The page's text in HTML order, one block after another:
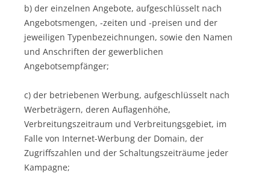
b) der einzelnen Angebote, aufgeschlüsselt nach
Angebotsmengen, -zeiten und -preisen und der
jeweiligen Typenbezeichnungen, sowie den Namen
und Anschriften der gewerblichen
Angebotsempfänger;
c) der betriebenen Werbung, aufgeschlüsselt nach
Werbeträgern, deren Auflagenhöhe,
Verbreitungszeitraum und Verbreitungsgebiet, im
Falle von Internet-Werbung der Domain, der
Zugriffszahlen und der Schaltungszeiträume jeder
Kampagne;